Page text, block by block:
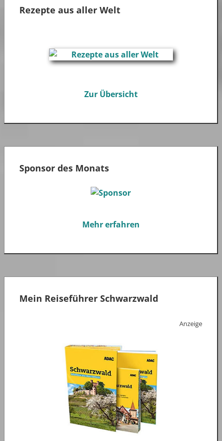
Rezepte aus aller Welt
Zur Übersicht
Sponsor des Monats
Mehr erfahren
Mein Reiseführer Schwarzwald
Anzeige